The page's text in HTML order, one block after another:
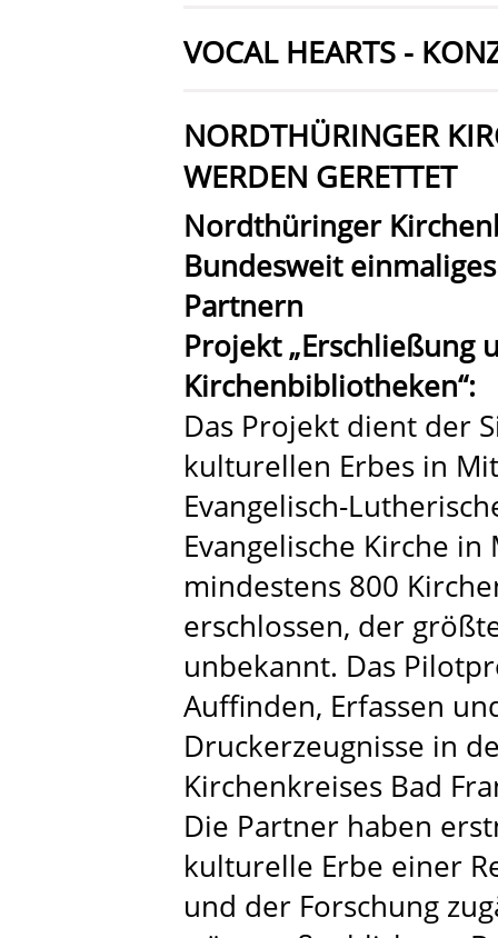
VOCAL HEARTS -
NORDTHÜRINGER
WERDEN GERETTET
Nordthüringer
Bundesweit
Partnern
Projekt „Erschließung
Kirchenbibliotheken“:
Das Projekt dient der
kulturellen Erbes in
Evangelisch-
Evangelische Kirche
mindestens 800
erschlossen, der
unbekannt. Das
Auffinden, Erfassen
Druckerzeugnisse in
Kirchenkreises Bad
Die Partner haben
kulturelle Erbe einer
und der Forschung